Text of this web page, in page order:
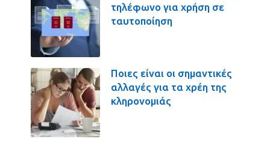
τηλέφωνο για χρήση σε
ταυτοποίηση
Ποιες είναι οι σημαντικές
αλλαγές για τα χρέη της
κληρονομιάς